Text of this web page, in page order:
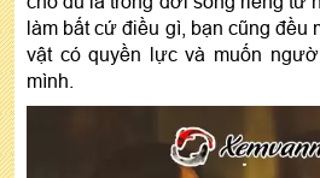
làm bất cứ điều gì, bạn cũng đều
vật có quyền lực và muốn
mình.